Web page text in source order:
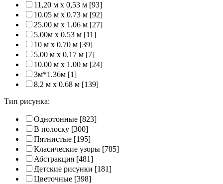
11,20 м х 0,53 м [93]
10.05 м x 0.73 м [92]
25.00 м x 1.06 м [27]
5.00м x 0.53 м [11]
10 м x 0.70 м [39]
5.00 м x 0.17 м [7]
10.00 м x 1.00 м [24]
3м*1.36м [1]
8.2 м x 0.68 м [139]
Тип рисунка:
Однотонные [823]
В полоску [300]
Пятнистые [195]
Класические узоры [785]
Абстракция [481]
Детские рисунки [181]
Цветочные [398]